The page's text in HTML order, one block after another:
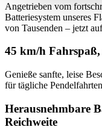
Angetrieben vom
Batteriesystem unseres
von Tausenden – jetzt
45 km/h
Genieße sanfte, leise
für tägliche
Herausnehmbare
Reichweite